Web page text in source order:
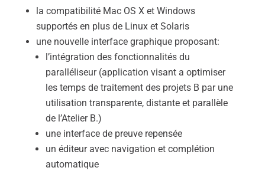
la compatibilité Mac OS X et Windows
supportés en plus de Linux et Solaris
une nouvelle interface graphique proposant:
l’intégration des fonctionnalités du
paralléliseur (application visant a optimiser
les temps de traitement des projets B par une
utilisation transparente, distante et parallèle
de l’Atelier B.)
une interface de preuve repensée
un éditeur avec navigation et complétion
automatique